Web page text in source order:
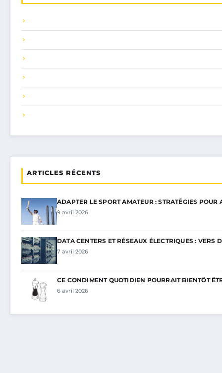
ARTICLES RÉCENTS
ADAPTER LE SPORT AMATEUR : STRATÉGIES POUR
9 avril 2026
DATA CENTERS ET RÉSEAUX ÉLECTRIQUES : VERS
7 avril 2026
CE CONDIMENT QUOTIDIEN POURRAIT BIENTÔT
6 avril 2026